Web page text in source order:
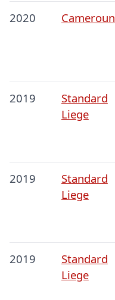
2020 Cameroun
2019
Standard
Liege
2019
Standard
Liege
2019
Standard
Liege